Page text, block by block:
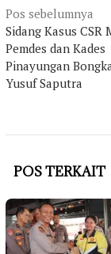
Navigasi
pos
Pos sebelumnya
Sidang Kasus CSR
Pemdes dan Kades
Pinayungan
Yusuf Saputra
POS TERKAIT